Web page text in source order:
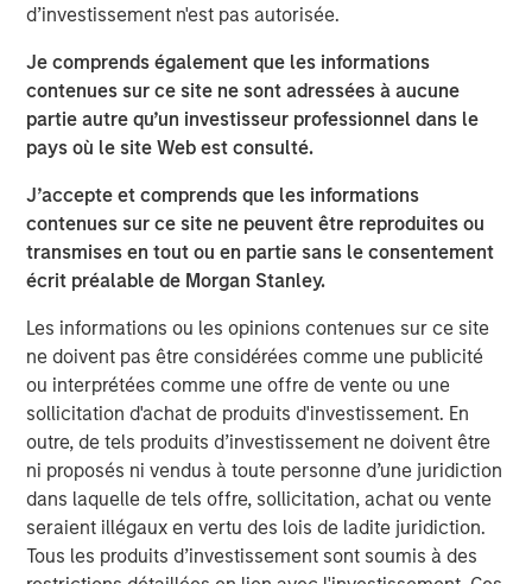
d’investissement n'est pas autorisée.
Je comprends également que les informations
contenues sur ce site ne sont adressées à aucune
partie autre qu’un investisseur professionnel dans le
pays où le site Web est consulté.
J’accepte et comprends que les informations
contenues sur ce site ne peuvent être reproduites ou
transmises en tout ou en partie sans le consentement
écrit préalable de Morgan Stanley.
Les informations ou les opinions contenues sur ce site
ne doivent pas être considérées comme une publicité
ou interprétées comme une offre de vente ou une
sollicitation d'achat de produits d'investissement. En
outre, de tels produits d’investissement ne doivent être
ni proposés ni vendus à toute personne d’une juridiction
dans laquelle de tels offre, sollicitation, achat ou vente
seraient illégaux en vertu des lois de ladite juridiction.
Tous les produits d’investissement sont soumis à des
Mr. Homer Sun added, “We are very excited to enter into a
team of this Chinese specialty chemicals champion that
has developed world class R&D capabilities. We expect to
closely collaborate to support Tianhe’s transition from a
domestic leader to a major global player in specialty
chemicals.”
About Tianhe Chemicals Group
A leading specialty chemicals producer in China, Tianhe
is the largest lubricant oil additive producer in China and
a leading high-end specialty fluorochemical producer
globally. Established in 1992 in Jinzhou, Liaoning
Province, Tianhe employs more than 1,200 people with
three manufacturing bases. For more information, please
visit the Company’s website at
http://www.tianhechem.com.